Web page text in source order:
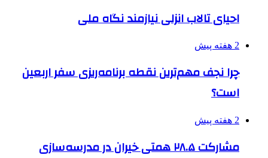
احیای تالاب انزلی نیازمند نگاه ملی
2 هفته پیش
چرا نجف مهم‌ترین نقطه برنامه‌ریزی سفر اربعین
است؟
2 هفته پیش
مشارکت ۲۸.۵ همتی خیران در مدرسه‌سازی